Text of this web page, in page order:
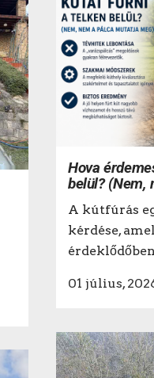
Hova
belül? (Nem,
A kútfúrás
kérdése,
01 július,